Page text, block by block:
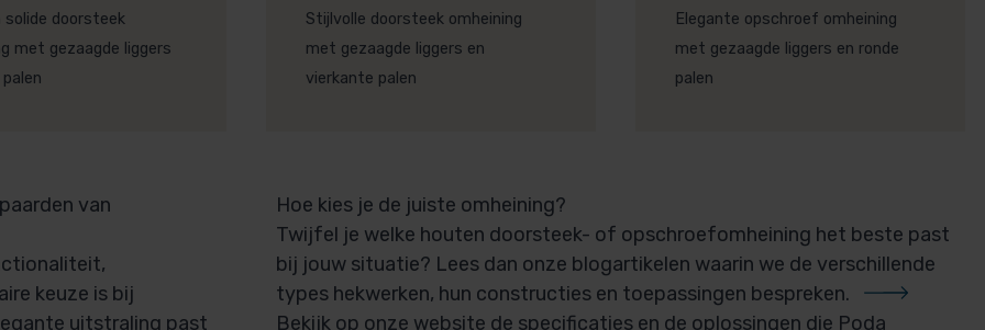
solide doorsteek
met gezaagde liggers
Stijlvolle doorsteek omheining
met gezaagde liggers en
vierkante palen
Elegante opschroef omheining
met gezaagde liggers en ronde
palen
van
keuze is bij
uitstraling past
Hoe kies je de juiste omheining?
Twijfel je welke houten doorsteek- of opschroefomheining het beste past
bij jouw situatie? Lees dan onze blogartikelen waarin we de verschillende
types hekwerken, hun constructies en toepassingen bespreken.
Bekijk op onze website de specificaties en de oplossingen die Poda